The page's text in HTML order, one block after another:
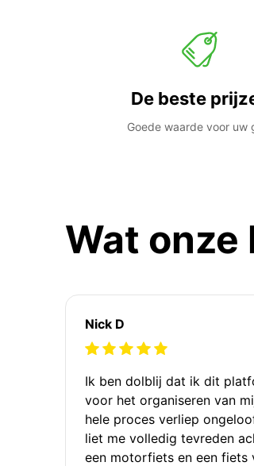
De beste
Goede waarde voor uw
Wat onze
Nick D
Ik ben dolblij dat ik dit
voor het organiseren van
hele proces verliep
liet me volledig tevreden
een motorfiets en een fiets